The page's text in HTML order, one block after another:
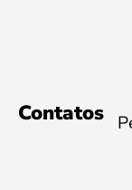
Contatos